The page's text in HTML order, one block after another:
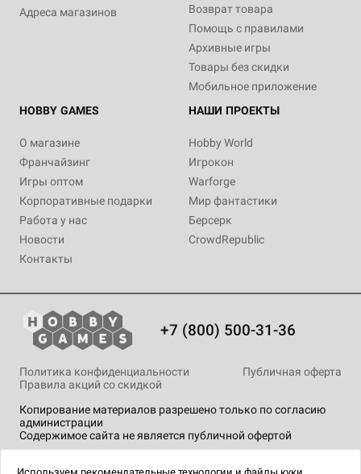
Адреса магазинов
Возврат товара
Помощь с правилами
Архивные игры
Товары без скидки
Мобильное приложение
HOBBY GAMES
О магазине
Франчайзинг
Игры оптом
Корпоративные подарки
Работа у нас
Новости
Контакты
НАШИ ПРОЕКТЫ
Hobby World
Игрокон
Warforge
Мир фантастики
Берсерк
CrowdRepublic
+7 (800) 500-31-36
Копирование материалов разрешено только по согласию
администрации
Содержимое сайта не является публичной офертой
Политика конфиденциальности
Публичная оферта
Правила акций со скидкой
технологии .